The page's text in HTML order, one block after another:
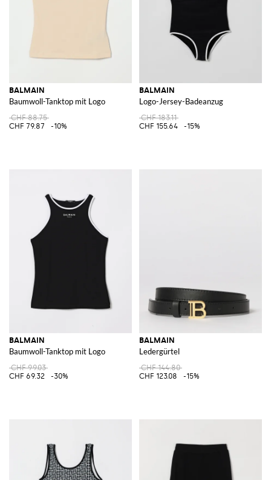
BALMAIN
Baumwoll-Tanktop mit Logo
CHF 88.75
CHF 79.87
-10%
BALMAIN
Logo-Jersey-Badeanzug
CHF 183.11
CHF 155.64
-15%
BALMAIN
Baumwoll-Tanktop mit Logo
CHF 99.03
CHF 69.32
-30%
BALMAIN
Ledergürtel
CHF 144.80
CHF 123.08
-15%